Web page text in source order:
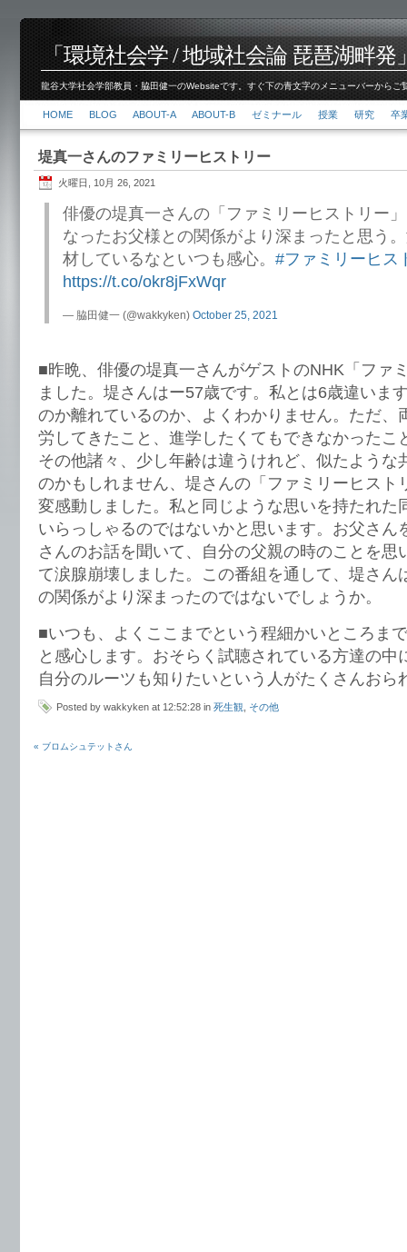
「環境社会学 / 地域社会論 琵琶湖畔発
龍谷大学社会学部教員・脇田健一のWebsiteです。すぐ下の青文字のメニューバーから
HOME BLOG ABOUT-A ABOUT-B ゼミナール 授業 研究 卒
堤真一さんのファミリーヒストリー
火曜日, 10月 26, 2021
俳優の堤真一さんの「ファミリーヒストリー
なったお父様との関係がより深まったと思う
材しているなといつも感心。 #ファミリーヒス
https://t.co/okr8jFxWqr
— 脇田健一 (@wakkyken) October 25, 2021
■昨晩、俳優の堤真一さんがゲストのNHK「ファ
ました。堤さんはー57歳です。私とは6歳違いま
のか離れているのか、よくわかりません。ただ、
労してきたこと、進学したくてもできなかったこ
その他諸々、少し年齢は違うけれど、似たような
のかもしれません、堤さんの「ファミリーヒスト
変感動しました。私と同じような思いを持たれた
いらっしゃるのではないかと思います。お父さん
さんのお話を聞いて、自分の父親の時のことを思
て涙腺崩壊しました。この番組を通して、堤さん
の関係がより深まったのではないでしょうか。
■いつも、よくここまでという程細かいところま
と感心します。おそらく試聴されている方達の中
自分のルーツも知りたいという人がたくさんおら
Posted by wakkyken at 12:52:28 in 死生観 その他
« ブロムシュテットさん